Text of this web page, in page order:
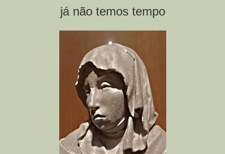
já não temos tempo